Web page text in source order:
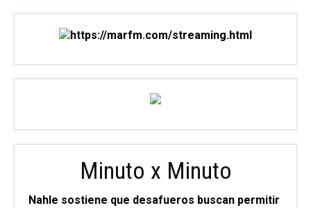
Minuto x Minuto
Nahle sostiene que desafueros buscan permitir